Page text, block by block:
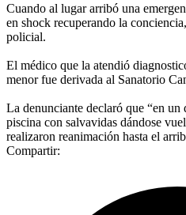
Cuando al lugar arribó una
en shock recuperando la
policial.
El médico que la atendió
menor fue derivada al Sanatorio
La denunciante declaró que “en un
piscina con salvavidas dándose
realizaron reanimación hasta el
Compartir: